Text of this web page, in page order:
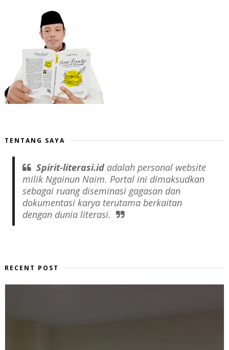
TENTANG SAYA
Spirit-literasi.idadalah personal website
milik Ngainun Naim. Portal ini dimaksudkan
sebagai ruang diseminasi gagasan dan
dokumentasi karya terutama berkaitan
dengan dunia literasi.
RECENT POST